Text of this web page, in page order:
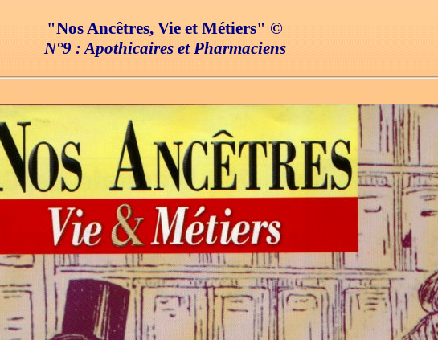
"Nos Ancêtres, Vie et Métiers" ©
N°9 : Apothicaires et Pharmaciens